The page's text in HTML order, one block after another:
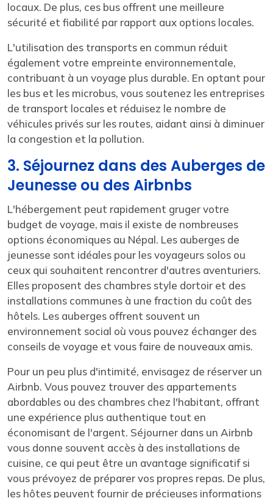
locaux. De plus, ces bus offrent une meilleure
sécurité et fiabilité par rapport aux options locales.
L'utilisation des transports en commun réduit
également votre empreinte environnementale,
contribuant à un voyage plus durable. En optant pour
les bus et les microbus, vous soutenez les entreprises
de transport locales et réduisez le nombre de
véhicules privés sur les routes, aidant ainsi à diminuer
la congestion et la pollution.
3. Séjournez dans des Auberges de
Jeunesse ou des Airbnbs
L'hébergement peut rapidement gruger votre
budget de voyage, mais il existe de nombreuses
options économiques au Népal. Les auberges de
jeunesse sont idéales pour les voyageurs solos ou
ceux qui souhaitent rencontrer d'autres aventuriers.
Elles proposent des chambres style dortoir et des
installations communes à une fraction du coût des
hôtels. Les auberges offrent souvent un
environnement social où vous pouvez échanger des
conseils de voyage et vous faire de nouveaux amis.
Pour un peu plus d'intimité, envisagez de réserver un
Airbnb. Vous pouvez trouver des appartements
abordables ou des chambres chez l'habitant, offrant
une expérience plus authentique tout en
économisant de l'argent. Séjourner dans un Airbnb
vous donne souvent accès à des installations de
cuisine, ce qui peut être un avantage significatif si
vous prévoyez de préparer vos propres repas. De plus,
les hôtes peuvent fournir de précieuses informations